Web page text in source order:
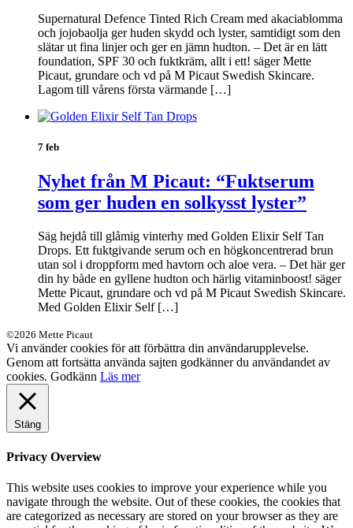
Supernatural Defence Tinted Rich Cream med akaciablomma
och jojobaolja ger huden skydd och lyster, samtidigt som den
slätar ut fina linjer och ger en jämn hudton. – Det är en lätt
foundation, SPF 30 och fuktkräm, allt i ett! säger Mette
Picaut, grundare och vd på M Picaut Swedish Skincare.
Lagom till vårens första värmande […]
7 feb
Nyhet från M Picaut: “Fuktserum
som ger huden en solkysst lyster”
Säg hejdå till glåmig vinterhy med Golden Elixir Self Tan
Drops. Ett fuktgivande serum och en högkoncentrerad brun
utan sol i droppform med havtorn och aloe vera. – Det här ger
din hy både en gyllene hudton och härlig vitaminboost! säger
Mette Picaut, grundare och vd på M Picaut Swedish Skincare.
Med Golden Elixir Self […]
©2026 Mette Picaut
Vi använder cookies för att förbättra din användarupplevelse.
Genom att fortsätta använda sajten godkänner du användandet av
cookies. Godkänn Läs mer
Stäng
Privacy Overview
This website uses cookies to improve your experience while you
navigate through the website. Out of these cookies, the cookies that
are categorized as necessary are stored on your browser as they are